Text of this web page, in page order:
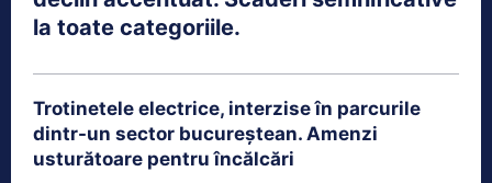
la toate categoriile.
Trotinetele electrice, interzise în parcurile
dintr-un sector bucureștean. Amenzi
usturătoare pentru încălcări